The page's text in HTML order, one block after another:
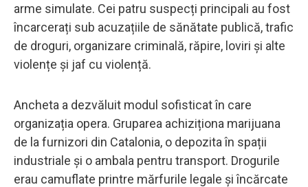
arme simulate. Cei patru suspecți principali au fost
încarcerați sub acuzațiile de sănătate publică, trafic
de droguri, organizare criminală, răpire, loviri și alte
violențe și jaf cu violență.
Ancheta a dezvăluit modul sofisticat în care
organizația opera. Gruparea achiziționa marijuana
de la furnizori din Catalonia, o depozita în spații
industriale și o ambala pentru transport. Drogurile
erau camuflate printre mărfurile legale și încărcate